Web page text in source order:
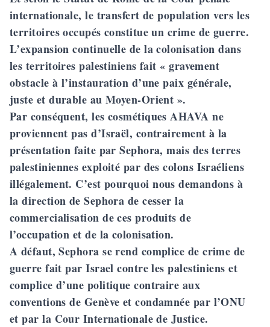
internationale, le transfert de population vers les
territoires occupés constitue un crime de guerre.
L’expansion continuelle de la colonisation dans
les territoires palestiniens fait « gravement
obstacle à l’instauration d’une paix générale,
juste et durable au Moyen-Orient ».
Par conséquent, les cosmétiques AHAVA ne
proviennent pas d’Israël, contrairement à la
présentation faite par Sephora,mais des terres
palestiniennes exploité par des colons Israéliens
illégalement. C’est pourquoi nous demandons à
la direction de Sephora de cesser la
commercialisation de ces produits de
l’occupation et de la colonisation.
A défaut, Sephora se rend complice de crime de
guerre fait par Israel contre les palestiniens et
complice d’une politique contraire aux
conventions de Genève et condamnée par l’ONU
et par la Cour Internationale de Justice.